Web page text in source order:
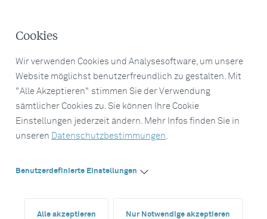
Cookies
Wir verwenden Cookies und Analysesoftware, um unsere
Website möglichst benutzerfreundlich zu gestalten. Mit
"Alle Akzeptieren" stimmen Sie der Verwendung
sämtlicher Cookies zu. Sie können Ihre Cookie
Einstellungen jederzeit ändern. Mehr Infos finden Sie in
unseren Datenschutzbestimmungen.
Benutzerdefinierte Einstellungen
Alle akzeptieren Nur Notwendige akzeptieren